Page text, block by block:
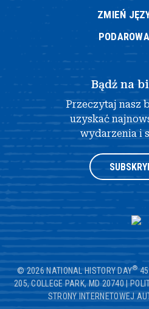
ZMIEŃ
Bądź na
Przeczytaj nasz
uzyskać
wydarzenia i
© 2026 NATIONAL HISTORY DAY®
205, COLLEGE PARK, MD 20740|
STRONY INTERNETOWEJ